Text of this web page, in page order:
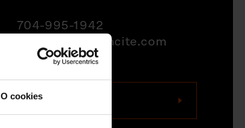
O cookies
704-995-1942
quotations@mmcite.com
Kontaktujte nás